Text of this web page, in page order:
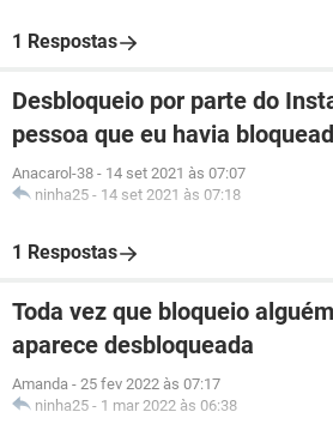
1 Respostas
Desbloqueio por parte do
pessoa que eu havia
Anacarol-38 - 14 set 2021 às 07:07
ninha25 - 14 set 2021 às 07:18
1 Respostas
Toda vez que bloqueio
aparece desbloqueada
Amanda - 25 fev 2022 às 07:17
ninha25 - 1 mar 2022 às 06:38